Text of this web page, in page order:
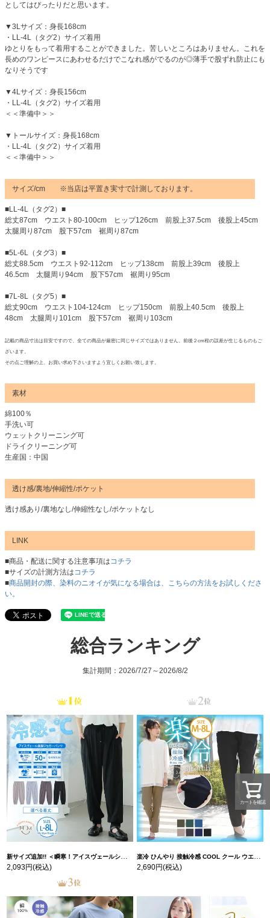
としてはぴったりだと思います。
▼3Lサイズ：身長168cm
・LL-4L（タグ2）サイズ着用
ゆとりをもって着用することができました。苦しいところはありません。これを
長めのワンピースにあわせるだけでこなれ感がでるのが◎薄手で股ずれ防止にも
なりそうです
▼4Lサイズ：身長156cm
・LL-4L（タグ2）サイズ着用
＜＜準備中＞＞
▼トールサイズ：身長168cm
・LL-4L（タグ2）サイズ着用
＜＜準備中＞＞
サイズ/cm ※当店は平置き実寸で計測しております。
■LL-4L（タグ2）■
総丈87cm ウエスト80-100cm ヒップ126cm 前股上37.5cm 後股上45cm
太腿周り87cm 股下57cm 裾周り87cm
■5L-6L（タグ3）■
総丈88.5cm ウエスト92-112cm ヒップ138cm 前股上39cm 後股上
46.5cm 太腿周り94cm 股下57cm 裾周り95cm
■7L-8L（タグ5）■
総丈90cm ウエスト104-124cm ヒップ150cm 前股上40.5cm 後股上
48cm 太腿周り101cm 股下57cm 裾周り103cm
記載の商品寸法は目安ですので、全ての商品が厳密に同じサイズではありません。前後２cm程の誤差が生じるものもご
ざいます。
その点ご理解の上、お買い求め下さいますよう宜しくお願い致します。
素材
綿100％
手洗い可
ウェットクリーニング可
ドライクリーニング可
生産国：中国
透け感/裏地/伸縮性/ポケット
透け感あり/裏地なし/伸縮性なし/ポケットなし
LINK
■商品・配送に関する注意事項は コチラ
■サイズの計測方法は コチラ
■商品開封の際、染料のニオイが気になる場合は、こちらの方法をお試しくださ
い。
総合ランキング
集計期間：2026/7/27～2026/8/2
新サイズ追加!! ＜瞬寒！アイスヴェールシリーズ＞ 美脚 ジョガーパンツ 【ウェストゴム】 【ストレッチ】 | 大きいサイズの通販ならハッピーマリリン
2,093円(税込)
楽冷 ひんやり 接触冷感 COOL クール ウエストゴム 楽ちん ストレッチ 美脚 レギパン 【ストレッチ】 | 大きいサイズの通販ならハッピーマリリン
2,690円(税込)
カートを確認